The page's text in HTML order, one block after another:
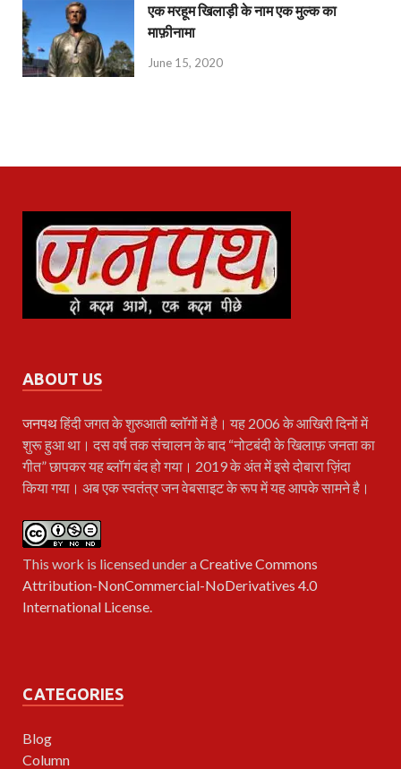
एक मरहूम खिलाड़ी के नाम एक मुल्क का
माफ़ीनामा
June 15, 2020
ABOUT US
जनपथहिंदी जगत के शुरुआती ब्लॉगों में है। यह 2006 के आखिरी दिनों में
शुरू हुआ था। दस वर्ष तक संचालन के बाद “नोटबंदी के खिलाफ़ जनता का
गीत” छापकर यह ब्लॉग बंद हो गया। 2019 के अंत में इसे दोबारा ज़िंदा
किया गया। अब एक स्वतंत्र जन वेबसाइट के रूप में यह आपके सामने है।
This work is licensed under aCreative Commons
Attribution-NonCommercial-NoDerivatives 4.0
International License.
CATEGORIES
Blog
Column